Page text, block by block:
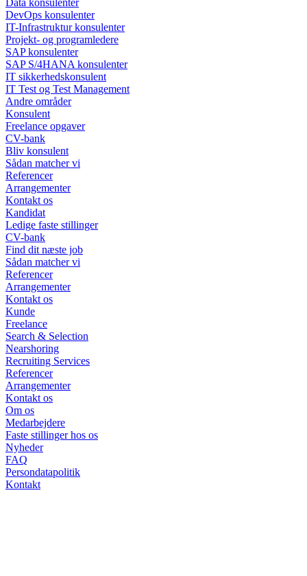
Data konsulenter
DevOps konsulenter
IT-Infrastruktur konsulenter
Projekt- og programledere
SAP konsulenter
SAP S/4HANA konsulenter
IT sikkerhedskonsulent
IT Test og Test Management
Andre områder
Konsulent
Freelance opgaver
CV-bank
Bliv konsulent
Sådan matcher vi
Referencer
Arrangementer
Kontakt os
Kandidat
Ledige faste stillinger
CV-bank
Find dit næste job
Sådan matcher vi
Referencer
Arrangementer
Kontakt os
Kunde
Freelance
Search & Selection
Nearshoring
Recruiting Services
Referencer
Arrangementer
Kontakt os
Om os
Medarbejdere
Faste stillinger hos os
Nyheder
FAQ
Persondatapolitik
Kontakt